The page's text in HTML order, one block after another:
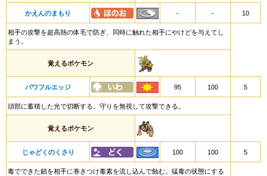
かえんのまもり - - 10
相手の攻撃を超高熱の体毛で防ぎ、同時に触れた相手にやけどを与えてし
まう。
覚えるポケモン
パワフルエッジ 95 100 5
頭部に蓄積した光で切断する。守りを無視して攻撃できる。
覚えるポケモン
じゃどくのくさり 100 100 5
毒でできた鎖を相手に巻きつけ毒素を流し込んで蝕む。猛毒の状態にする